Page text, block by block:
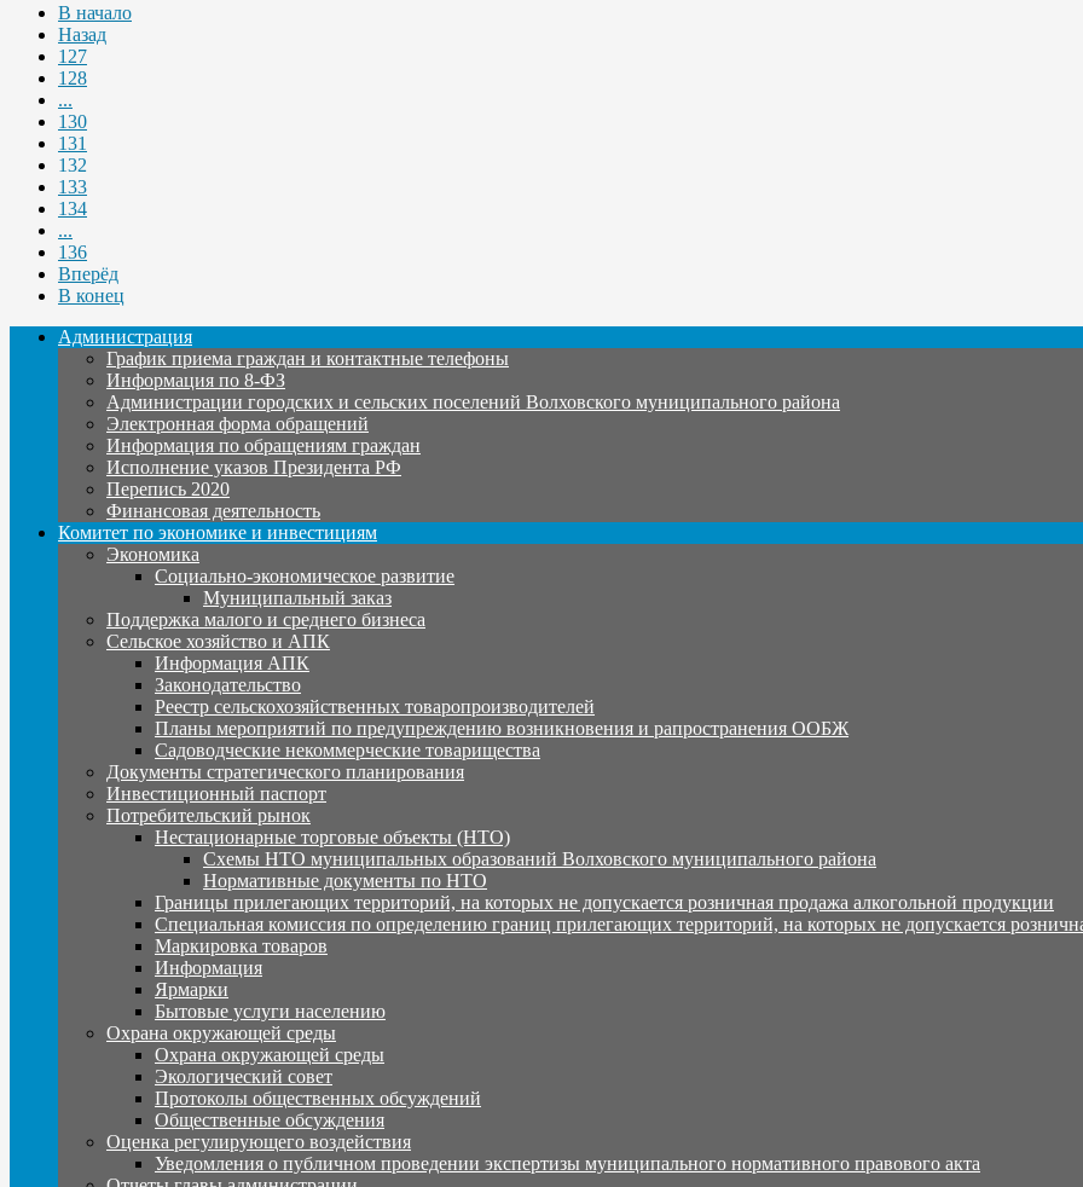
В начало
Назад
127
128
...
130
131
132
133
134
...
136
Вперёд
В конец
Администрация
График приема граждан и контактные телефоны
Информация по 8-ФЗ
Администрации городских и сельских поселений Волховского муниципального района
Электронная форма обращений
Информация по обращениям граждан
Исполнение указов Президента РФ
Перепись 2020
Финансовая деятельность
Комитет по экономике и инвестициям
Экономика
Социально-экономическое развитие
Муниципальный заказ
Поддержка малого и среднего бизнеса
Сельское хозяйство и АПК
Информация АПК
Законодательство
Реестр сельскохозяйственных товаропроизводителей
Планы мероприятий по предупреждению возникновения и рапространения ООБЖ
Садоводческие некоммерческие товарищества
Документы стратегического планирования
Инвестиционный паспорт
Потребительский рынок
Нестационарные торговые объекты (НТО)
Схемы НТО муниципальных образований Волховского муниципального района
Нормативные документы по НТО
Границы прилегающих территорий, на которых не допускается розничная продажа алкогольной продукции
Специальная комиссия по определению границ прилегающих территорий, на которых не допускается
Маркировка товаров
Информация
Ярмарки
Бытовые услуги населению
Охрана окружающей среды
Охрана окружающей среды
Экологический совет
Протоколы общественных обсуждений
Общественные обсуждения
Оценка регулирующего воздействия
Уведомления о публичном проведении экспертизы муниципального нормативного правового акта